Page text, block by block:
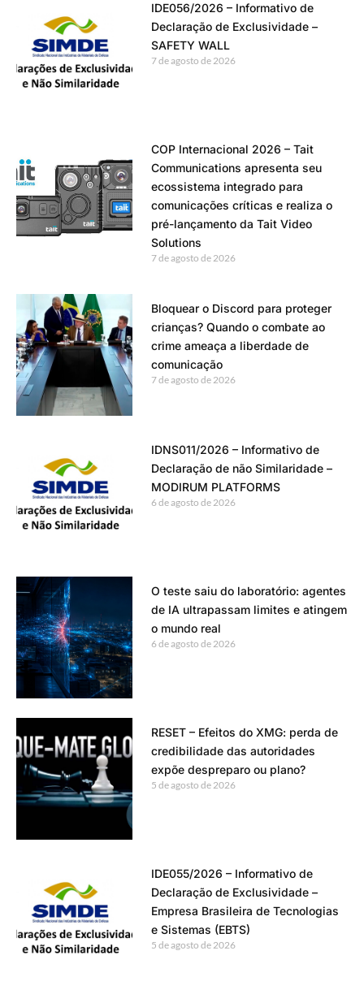
IDE056/2026 – Informativo de
Declaração de Exclusividade –
SAFETY WALL
7 de agosto de 2026
COP Internacional 2026 – Tait
Communications apresenta seu
ecossistema integrado para
comunicações críticas e realiza o
pré-lançamento da Tait Video
Solutions
7 de agosto de 2026
Bloquear o Discord para proteger
crianças? Quando o combate ao
crime ameaça a liberdade de
comunicação
7 de agosto de 2026
IDNS011/2026 – Informativo de
Declaração de não Similaridade –
MODIRUM PLATFORMS
6 de agosto de 2026
O teste saiu do laboratório: agentes
de IA ultrapassam limites e atingem
o mundo real
6 de agosto de 2026
RESET – Efeitos do XMG: perda de
credibilidade das autoridades
expõe despreparo ou plano?
5 de agosto de 2026
IDE055/2026 – Informativo de
Declaração de Exclusividade –
Empresa Brasileira de Tecnologias
e Sistemas (EBTS)
5 de agosto de 2026